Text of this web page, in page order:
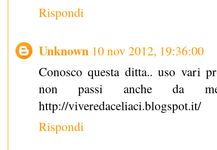
Rispondi
Unknown 10 nov 2012, 19:36:00
Conosco questa ditta.. uso vari
non passi anche da
http://viveredaceliaci.blogspot.it/
Rispondi